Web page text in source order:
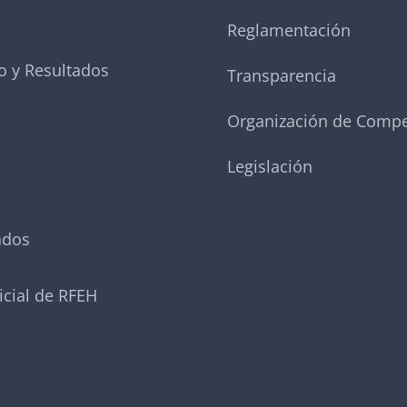
y Resultados
de RFEH
Reglamentación
Transparencia
Organización de
Legislación